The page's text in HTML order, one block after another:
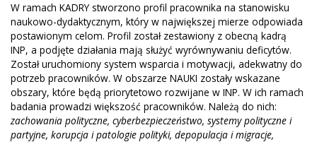
W ramach KADRY stworzono profil pracownika na stanowisku
naukowo-dydaktycznym, który w największej mierze odpowiada
postawionym celom. Profil został zestawiony z obecną kadrą
INP, a podjęte działania mają służyć wyrównywaniu deficytów.
Został uruchomiony system wsparcia i motywacji, adekwatny do
potrzeb pracowników. W obszarze NAUKI zostały wskazane
obszary, które będą priorytetowo rozwijane w INP. W ich ramach
badania prowadzi większość pracowników. Należą do nich:
zachowania polityczne, cyberbezpieczeństwo, systemy polityczne i
partyjne, korupcja i patologie polityki, depopulacja i migracje,